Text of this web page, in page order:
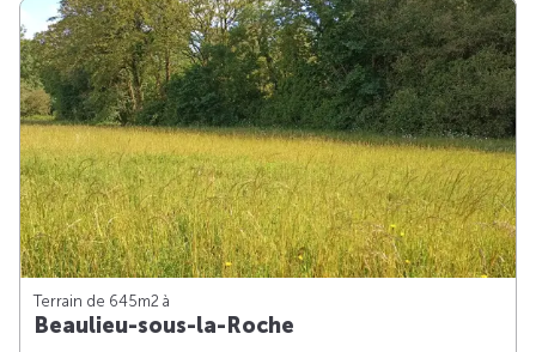
Terrain de 645m2 à
Beaulieu-sous-la-Roche